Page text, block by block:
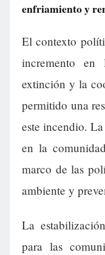
enfriamiento y
El contexto
incremento en
extinción y la
permitido una
este incendio.
en la
marco de las
ambiente y
La
para las